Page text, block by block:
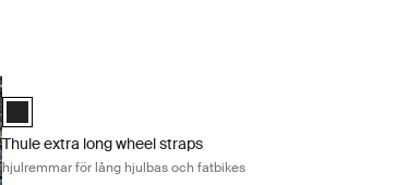
Thule extra long wheel straps hjulremmar för lång hjulbas
Black (selected)
Thule extra long wheel straps
hjulremmar för lång hjulbas och fatbikes